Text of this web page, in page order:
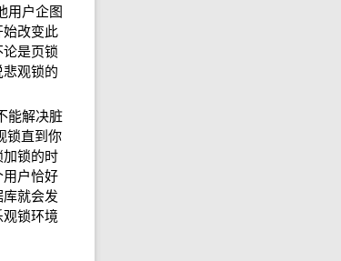
用户企图
改变此
是页锁
观锁的
能解决脏
锁直到你
锁的时
户恰好
就会发
锁环境